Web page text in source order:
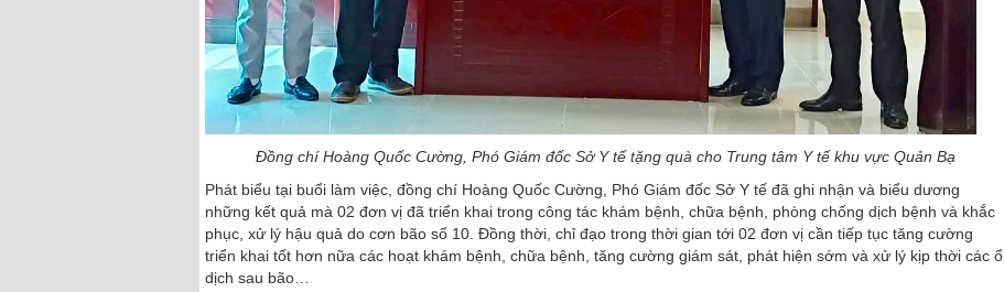
Đồng chí Hoàng Quốc Cường, Phó Giám đốc Sở Y tế tặng quà cho Trung tâm Y tế khu vực Quản Bạ
Phát biểu tại buổi làm việc, đồng chí Hoàng Quốc Cường, Phó Giám đốc Sở Y tế đã ghi nhận và biểu dương
những kết quả mà 02 đơn vị đã triển khai trong công tác khám bệnh, chữa bệnh, phòng chống dịch bệnh và khắc
phục, xử lý hậu quả do cơn bão số 10. Đồng thời, chỉ đạo trong thời gian tới 02 đơn vị cần tiếp tục tăng cường
triển khai tốt hơn nữa các hoạt khám bệnh, chữa bệnh, tăng cường giám sát, phát hiện sớm và xử lý kịp thời các ổ
dịch sau bão…